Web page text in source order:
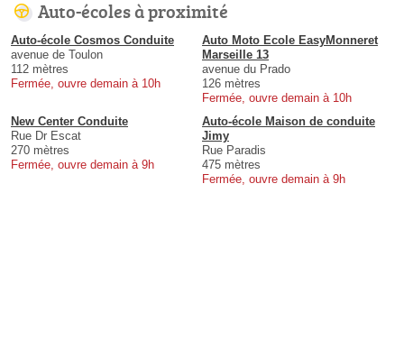
Auto-écoles à proximité
Auto-école Cosmos Conduite
avenue de Toulon
112 mètres
Fermée, ouvre demain à 10h
Auto Moto Ecole EasyMonneret
Marseille 13
avenue du Prado
126 mètres
Fermée, ouvre demain à 10h
New Center Conduite
Rue Dr Escat
270 mètres
Fermée, ouvre demain à 9h
Auto-école Maison de conduite
Jimy
Rue Paradis
475 mètres
Fermée, ouvre demain à 9h